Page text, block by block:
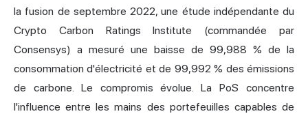
la fusion de septembre 2022, une étude indépendante du
Crypto Carbon Ratings Institute (commandée par
Consensys) a mesuré une baisse de 99,988 % de la
consommation d'électricité et de 99,992 % des émissions
de carbone. Le compromis évolue. La PoS concentre
l'influence entre les mains des portefeuilles capables de